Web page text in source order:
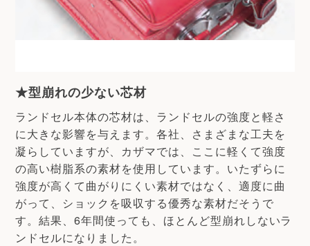
★型崩れの少ない芯材
ランドセル本体の芯材は、ランドセルの強度と軽さ
に大きな影響を与えます。各社、さまざまな工夫を
凝らしていますが、カザマでは、ここに軽くて強度
の高い樹脂系の素材を使用しています。いたずらに
強度が高くて曲がりにくい素材ではなく、適度に曲
がって、ショックを吸収する優秀な素材だそうで
す。結果、6年間使っても、ほとんど型崩れしないラ
ンドセルになりました。